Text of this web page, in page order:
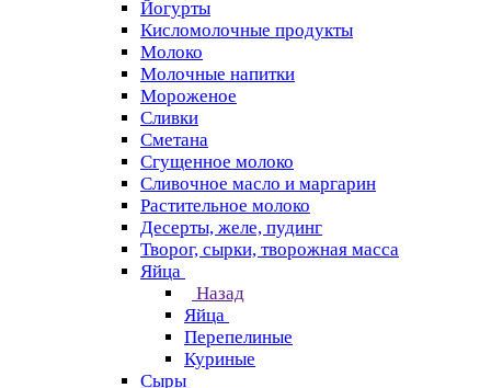
Йогурты
Кисломолочные продукты
Молоко
Молочные напитки
Мороженое
Сливки
Сметана
Сгущенное молоко
Сливочное масло и маргарин
Растительное молоко
Десерты, желе, пудинг
Творог, сырки, творожная масса
Яйца
Назад
Яйца
Перепелиные
Куриные
Сыры